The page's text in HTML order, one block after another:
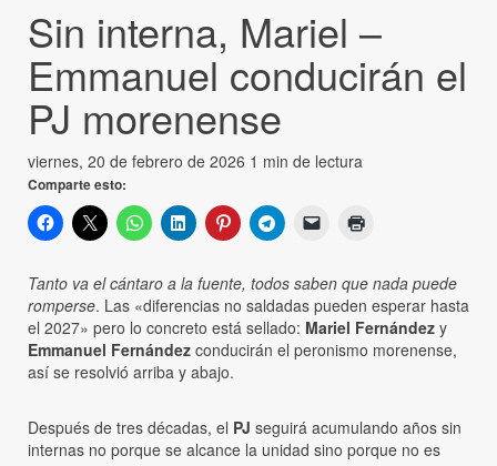
Sin interna, Mariel –
Emmanuel conducirán el
PJ morenense
viernes, 20 de febrero de 2026 1 min de lectura
Comparte esto:
Tanto va el cántaro a la fuente, todos saben que nada puede
romperse. Las «diferencias no saldadas pueden esperar hasta
el 2027» pero lo concreto está sellado: Mariel Fernández y
Emmanuel Fernández conducirán el peronismo morenense,
así se resolvió arriba y abajo.
Después de tres décadas, el PJ seguirá acumulando años sin
internas no porque se alcance la unidad sino porque no es